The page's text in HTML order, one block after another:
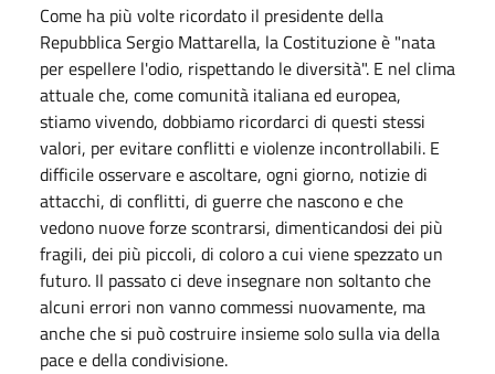
Come ha più volte ricordato il presidente della
Repubblica Sergio Mattarella, la Costituzione è "nata
per espellere l'odio, rispettando le diversità". E nel clima
attuale che, come comunità italiana ed europea,
stiamo vivendo, dobbiamo ricordarci di questi stessi
valori, per evitare conflitti e violenze incontrollabili. E
difficile osservare e ascoltare, ogni giorno, notizie di
attacchi, di conflitti, di guerre che nascono e che
vedono nuove forze scontrarsi, dimenticandosi dei più
fragili, dei più piccoli, di coloro a cui viene spezzato un
futuro. Il passato ci deve insegnare non soltanto che
alcuni errori non vanno commessi nuovamente, ma
anche che si può costruire insieme solo sulla via della
pace e della condivisione.